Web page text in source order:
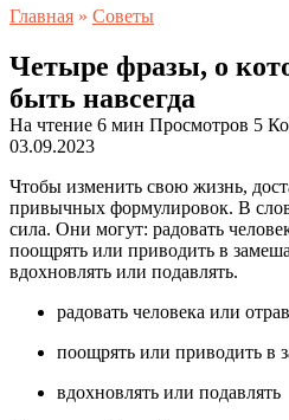
Главная » Советы
Че­ты­ре фразы, о
быть на­все­гда
На чтение 6 мин Просмотров 5
03.09.2023
Чтобы изменить свою жизнь,
привычных формулировок. В
сила. Они могут: радовать
поощрять или приводить в
вдохновлять или подавлять.
радовать человека или
поощрять или приводить в
вдохновлять или подавлять